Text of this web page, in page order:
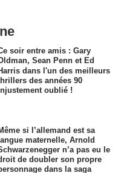
soir entre amis : Gary
Sean Penn et Ed
dans l'un des meilleurs
des années 90
oublié !
si l’allemand est sa
langue maternelle, Arnold
n’a pas eu le
de doubler son propre
dans la saga